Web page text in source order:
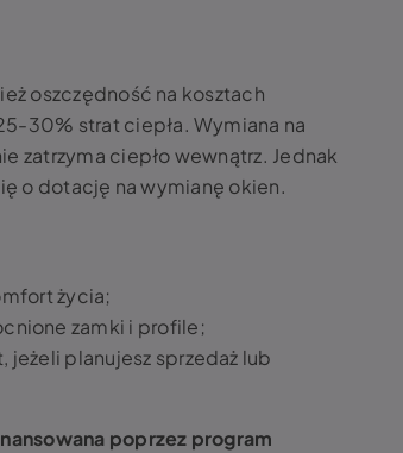
oszczędność na kosztach
30% strat ciepła. Wymiana na
zatrzyma ciepło wewnątrz. Jednak
o dotację na wymianę okien.
życia;
zamki i profile;
jeżeli planujesz sprzedaż lub
poprzez program